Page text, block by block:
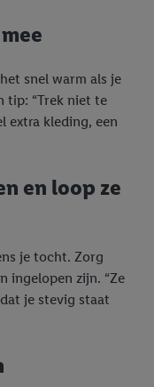
snel warm als je
tip: “Trek niet te
extra kleding, een
en loop ze
je tocht. Zorg
ingelopen zijn. “Ze
je stevig staat